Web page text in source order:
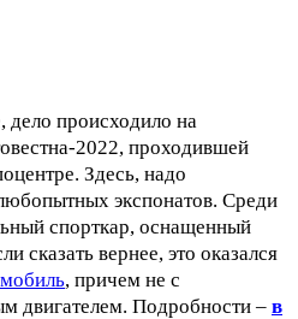
происходило на
2022, проходившей
Здесь, надо
экспонатов. Среди
спорткар, оснащенный
сказать вернее, это оказался
, причем не с
двигателем. Подробности – в